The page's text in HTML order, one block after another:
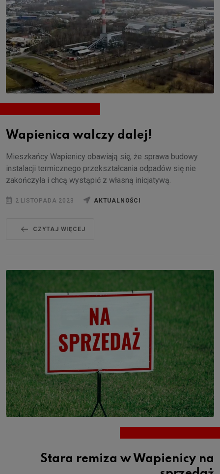
Wapienica walczy dalej!
Mieszkańcy Wapienicy obawiają się, że sprawa budowy
instalacji termicznego przekształcania odpadów się nie
zakończyła i chcą wystąpić z własną inicjatywą.
2 LISTOPADA 2023 AKTUALNOŚCI
CZYTAJ WIĘCEJ
Stara remiza w Wapienicy na